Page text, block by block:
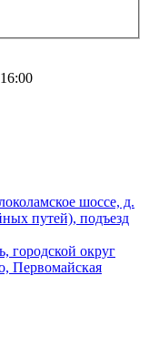
шоссе, д.
путей), подъезд
городской округ
Первомайская